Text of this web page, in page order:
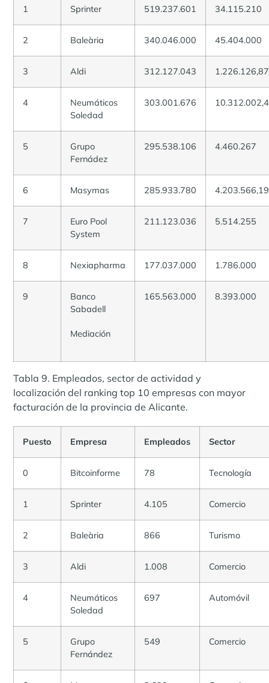
1 Sprinter 519.237.601 34.115.210
2 Baleària 340.046.000 45.404.000
3 Aldi 312.127.043 1.226.126,87
4
Neumáticos
Soledad
303.001.676
5
Grupo
Fernádez
295.538.106 4.460.267
6 Masymas 285.933.780 4.203.566,19
7
Euro Pool
System
211.123.036 5.514.255
8 Nexiapharma 177.037.000 1.786.000
9
Banco
Sabadell
Mediación
165.563.000 8.393.000
Tabla 9. Empleados, sector de actividad y
localización del ranking top 10 empresas con mayor
facturación de la provincia de Alicante.
Puesto Empresa Empleados Sector
0 Bitcoinforme 78 Tecnología
1 Sprinter 4.105 Comercio
2 Baleària 866 Turismo
3 Aldi 1.008 Comercio
4
Neumáticos
Soledad
697 Automóvil
5
Grupo
Fernández
549 Comercio